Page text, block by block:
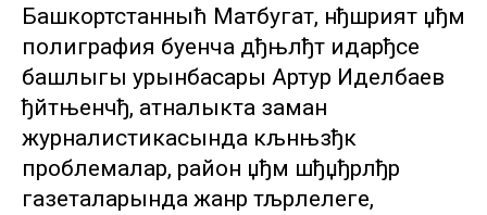
Башкортстанныћ Матбугат, нђшрият џђм
полиграфия буенча дђњлђт идарђсе
башлыгы урынбасары Артур Иделбаев
ђйтњенчђ, атналыкта заман
журналистикасында кљнњзђк
проблемалар, район џђм шђџђрлђр
газеталарында жанр тљрлелеге,